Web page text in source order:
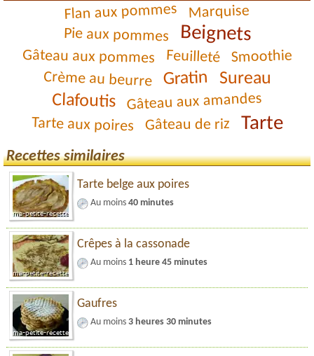
Flan aux pommes Marquise
Pie aux pommes Beignets
Gâteau aux pommes Feuilleté Smoothie
Crème au beurre Gratin Sureau
Clafoutis Gâteau aux amandes
Tarte aux poires Gâteau de riz Tarte
Recettes similaires
Tarte belge aux poires
Au moins 40 minutes
Crêpes à la cassonade
Au moins 1 heure 45 minutes
Gaufres
Au moins 3 heures 30 minutes